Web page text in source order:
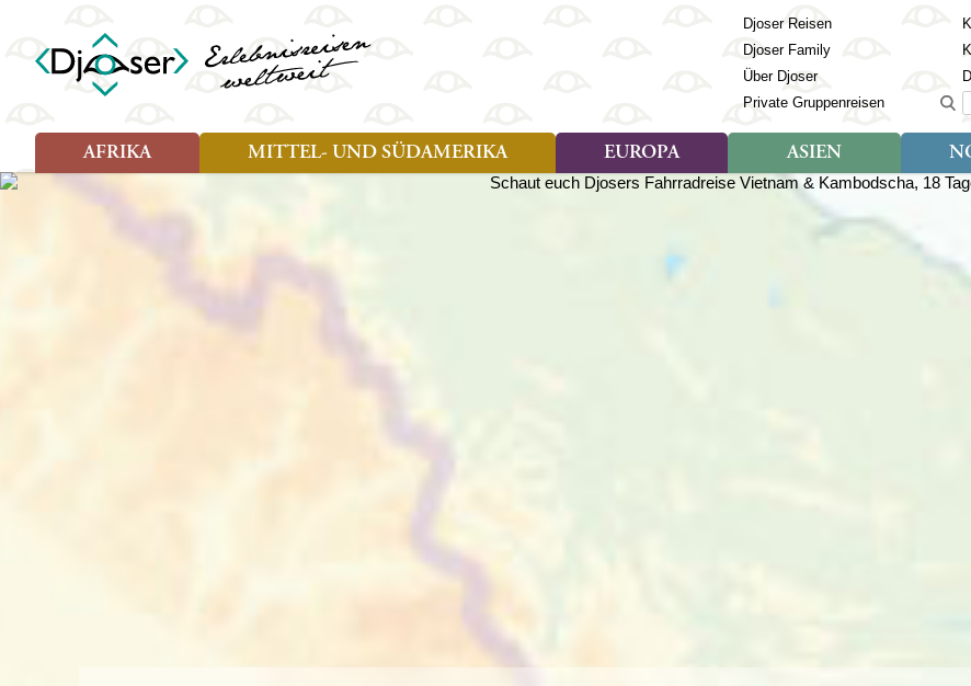
Djoser Reisen
Djoser Family
Über Djoser
Private Gruppenreisen
AFRIKA MITTEL- UND SÜDAMERIKA EUROPA
Art der Reise Länder
Albanien
ASIEN
Art der Reise
Djoser Reisen (23)
Art der